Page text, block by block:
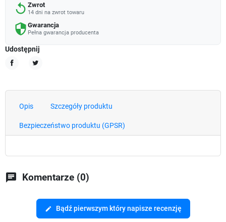
replay Zwrot
14 dni na zwrot towaru
security Gwarancja
Pełna gwarancja producenta
Udostępnij
Opis Szczegóły produktu
Bezpieczeństwo produktu (GPSR)
chat Komentarze (0)
edit Bądź pierwszym który napisze recenzję